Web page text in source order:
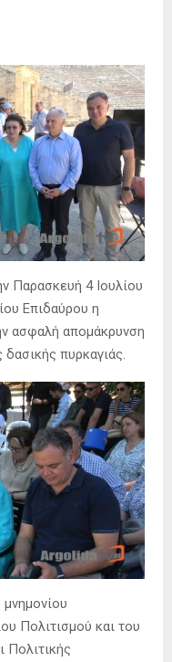
Παρασκευή 4 Ιουλίου
Επιδαύρου η
ασφαλή απομάκρυνση
πυρκαγιάς.
Πολιτισμού και του
Πολιτικής